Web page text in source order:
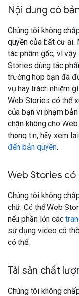
Nội dung có
Chúng tôi không
quyền của bất cứ ai.
tác phẩm gốc, vì vậy
Stories dùng tác
trường hợp bạn đã
vụ hay trách nhiệm
Web Stories có thể
của bạn vi phạm
chặn không cho
thông tin, hãy xem lại
đến bản quyền.
Web Stories có
Chúng tôi không
chữ. Có thể Web
nếu phần lớn các
sử dụng video có
có thể.
Tài sản chất
Chúng tôi không